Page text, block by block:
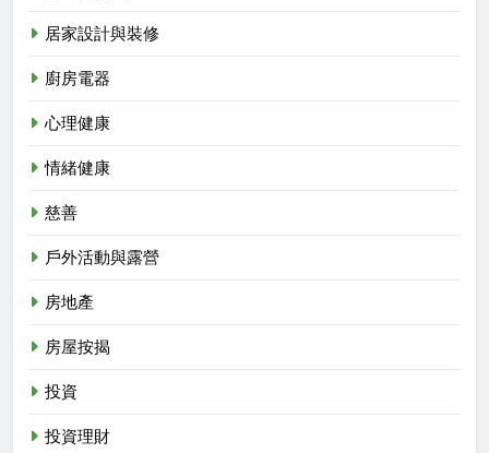
居家設計與裝修
廚房電器
心理健康
情緒健康
慈善
戶外活動與露營
房地產
房屋按揭
投資
投資理財